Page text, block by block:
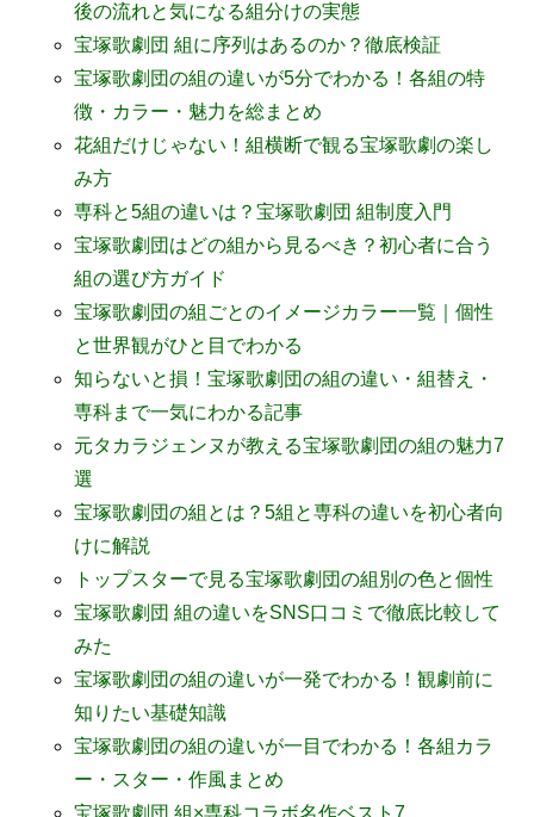
後の流れと気になる組分けの実態
宝塚歌劇団 組に序列はあるのか？徹底検証
宝塚歌劇団の組の違いが5分でわかる！各組の特
徴・カラー・魅力を総まとめ
花組だけじゃない！組横断で観る宝塚歌劇の楽し
み方
専科と5組の違いは？宝塚歌劇団 組制度入門
宝塚歌劇団はどの組から見るべき？初心者に合う
組の選び方ガイド
宝塚歌劇団の組ごとのイメージカラー一覧｜個性
と世界観がひと目でわかる
知らないと損！宝塚歌劇団の組の違い・組替え・
専科まで一気にわかる記事
元タカラジェンヌが教える宝塚歌劇団の組の魅力7
選
宝塚歌劇団の組とは？5組と専科の違いを初心者向
けに解説
トップスターで見る宝塚歌劇団の組別の色と個性
宝塚歌劇団 組の違いをSNS口コミで徹底比較して
みた
宝塚歌劇団の組の違いが一発でわかる！観劇前に
知りたい基礎知識
宝塚歌劇団の組の違いが一目でわかる！各組カラ
ー・スター・作風まとめ